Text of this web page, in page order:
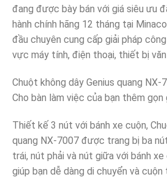
đang được bày bán với giá siêu ưu
hành chính hãng 12 tháng tại
đầu chuyên cung cấp giải pháp
vực máy tính, điện thoại, thiết bị văn
Chuột không dây Genius quang
Cho bàn làm việc của bạn thêm gọn
Thiết kế 3 nút với bánh xe cuộn,
quang NX-7007 được trang bị ba
trái, nút phải và nút giữa với bánh
giúp bạn dễ dàng di chuyển và